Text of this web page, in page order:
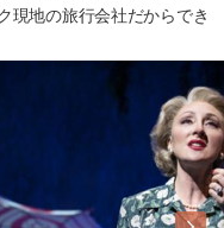
現地の旅行会社だからでき